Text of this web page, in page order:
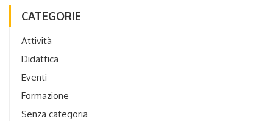
CATEGORIE
Attività
Didattica
Eventi
Formazione
Senza categoria